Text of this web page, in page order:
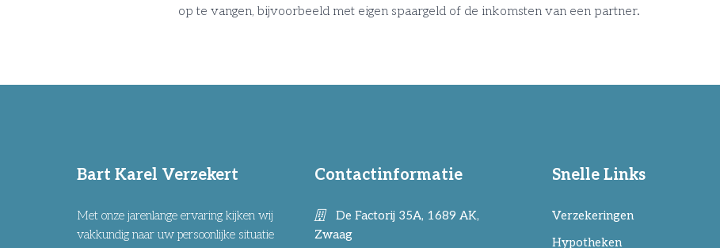
op te vangen, bijvoorbeeld met eigen spaargeld of de inkomsten van een partner.
Bart Karel Verzekert
Met onze jarenlange ervaring kijken wij
vakkundig naar uw persoonlijke situatie
Contactinformatie
De Factorij 35A, 1689 AK,
Zwaag
Snelle Links
Verzekeringen
Hypotheken